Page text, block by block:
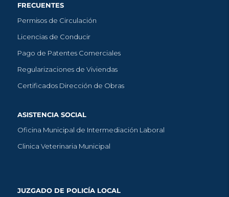
FRECUENTES
Permisos de Circulación
Licencias de Conducir
Pago de Patentes Comerciales
Regularizaciones de Viviendas
Certificados Dirección de Obras
ASISTENCIA SOCIAL
Oficina Municipal de Intermediación Laboral
Clinica Veterinaria Municipal
JUZGADO DE POLICÍA LOCAL